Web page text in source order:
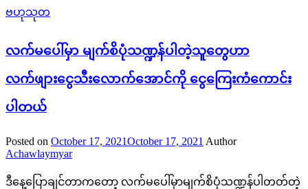
ဗဟုသုတ
လက်မပေါ်မှာ မျက်စိပုံသဏ္ဍန်ပါတဲ့သူတွေဟာ
လက်ဖျားငွေသီးလောက်အောင်ကို ငွေကြေးကံကောင်း
ပါတယ်
Posted on October 17, 2021October 17, 2021 Author
Achawlaymyar
ဒီနေ့ပြောချင်တာကတော့ လက်မပေါ်မှာမျက်စိပုံသဏ္ဍန်ပါတတ်တဲ့